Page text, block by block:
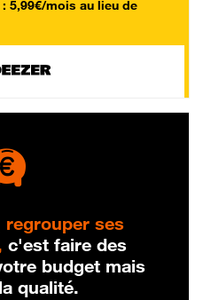
5,99€/mois au lieu de
regrouper ses
c'est faire des
budget mais
qualité.